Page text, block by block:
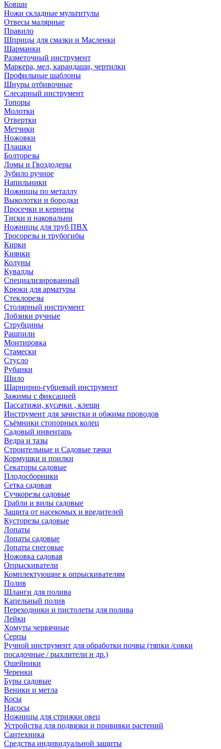
Ковши
Ножи складные мультитулы
Отвесы малярные
Правило
Шприцы для смазки и Масленки
Шарманки
Разметочный инструмент
Маркера, мел, карандаши, чертилки
Профильные шаблоны
Шнуры отбивочные
Слесарный инструмент
Топоры
Молотки
Отвертки
Метчики
Ножовки
Плашки
Болторезы
Ломы и Гвоздодеры
Зубило ручное
Напильники
Ножницы по металлу
Выколотки и бородки
Просечки и кернеры
Тиски и наковальни
Ножницы для труб ПВХ
Тросорезы и трубогибы
Кирки
Киянки
Колуны
Кувалды
Специализированный
Крюки для арматуры
Стеклорезы
Столярный инструмент
Лобзики ручные
Струбцины
Рашпили
Монтировка
Стамески
Стусло
Рубанки
Шило
Шарнирно-губцевый инструмент
Зажимы с фиксацией
Пассатижи, кусачки , клещи
Инструмент для зачистки и обжима проводов
Съёмники стопорных колец
Садовый инвентарь
Ведра и тазы
Строительные и Садовые тачки
Кормушки и поилки
Секаторы садовые
Плодосборники
Сетка садовая
Сучкорезы садовые
Грабли и вилы садовые
Защита от насекомых и вредителей
Кусторезы садовые
Лопаты
Лопаты садовые
Лопаты снеговые
Ножовка садовая
Опрыскиватели
Комплектующие к опрыскивателям
Полив
Шланги для полива
Капельный полив
Переходники и пистолеты для полива
Лейки
Хомуты червячные
Серпы
Ручной инструмент для обработки почвы (тяпки /совки
посадочные / рыхлители и др.)
Ошейники
Черенки
Буры садовые
Веники и метла
Косы
Насосы
Ножницы для стрижки овец
Устройства для подвязки и прививки растений
Сантехника
Средства индивидуальной защиты